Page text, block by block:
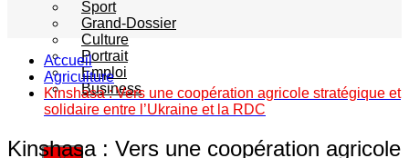
Sport
Grand-Dossier
Culture
Portrait
Emploi
Business
Accueil
Agriculture
Kinshasa : Vers une coopération agricole stratégique et
solidaire entre l’Ukraine et la RDC
Kinshasa : Vers une coopération agricole